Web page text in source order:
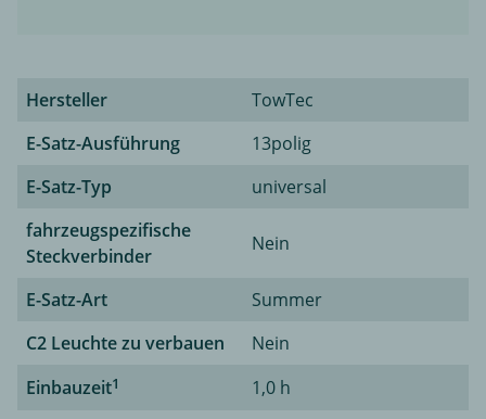
Hersteller
TowTec
E-Satz-Ausführung
13polig
E-Satz-Typ
universal
fahrzeugspezifische
Steckverbinder
Nein
E-Satz-Art
Summer
C2 Leuchte zu verbauen
Nein
Einbauzeit1
1,0 h